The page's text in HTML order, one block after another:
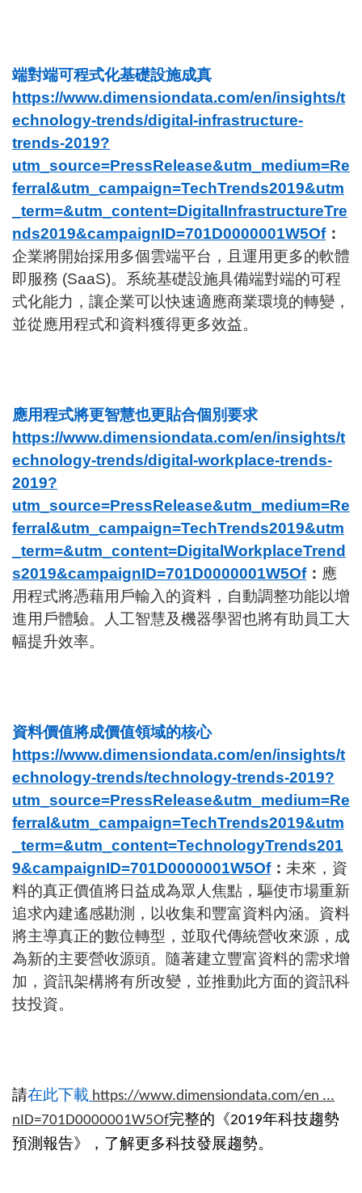
端對端可程式化基礎設施成真
https://www.dimensiondata.com/en/insights/t
echnology-trends/digital-infrastructure-
trends-2019?
utm_source=PressRelease&utm_medium=Re
ferral&utm_campaign=TechTrends2019&utm
_term=&utm_content=DigitalInfrastructureTre
nds2019&campaignID=701D0000001W5Of：
企業將開始採用多個雲端平台，且運用更多的軟體
即服務 (SaaS)。系統基礎設施具備端對端的可程
式化能力，讓企業可以快速適應商業環境的轉變，
並從應用程式和資料獲得更多效益。
應用程式將更智慧也更貼合個別要求
https://www.dimensiondata.com/en/insights/t
echnology-trends/digital-workplace-trends-
2019?
utm_source=PressRelease&utm_medium=Re
ferral&utm_campaign=TechTrends2019&utm
_term=&utm_content=DigitalWorkplaceTrend
s2019&campaignID=701D0000001W5Of： 應
用程式將憑藉用戶輸入的資料，自動調整功能以增
進用戶體驗。人工智慧及機器學習也將有助員工大
幅提升效率。
資料價值將成價值領域的核心
https://www.dimensiondata.com/en/insights/t
echnology-trends/technology-trends-2019?
utm_source=PressRelease&utm_medium=Re
ferral&utm_campaign=TechTrends2019&utm
_term=&utm_content=TechnologyTrends201
9&campaignID=701D0000001W5Of： 未來，資
料的真正價值將日益成為眾人焦點，驅使市場重新
追求內建遙感勘測，以收集和豐富資料內涵。資料
將主導真正的數位轉型，並取代傳統營收來源，成
為新的主要營收源頭。隨著建立豐富資料的需求增
加，資訊架構將有所改變，並推動此方面的資訊科
技投資。
請在此下載 https://www.dimensiondata.com/en ...
nID=701D0000001W5Of完整的《2019年科技趨勢
預測報告》，了解更多科技發展趨勢。